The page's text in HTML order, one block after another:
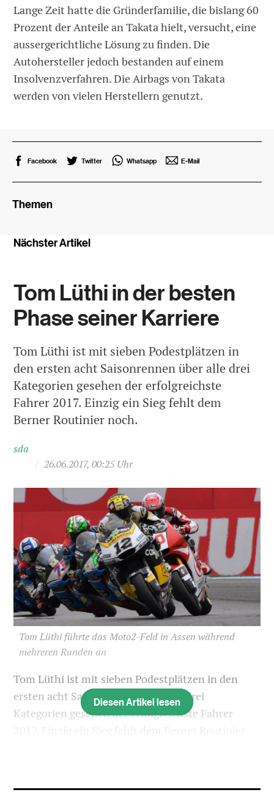
Lange Zeit hatte die Gründerfamilie, die bislang 60
Prozent der Anteile an Takata hielt, versucht, eine
aussergerichtliche Lösung zu finden. Die
Autohersteller jedoch bestanden auf einem
Insolvenzverfahren. Die Airbags von Takata
werden von vielen Herstellern genutzt.
Facebook Twitter Whatsapp E-Mail
Themen
Nächster Artikel
Tom Lüthi in der besten
Phase seiner Karriere
Tom Lüthi ist mit sieben Podestplätzen in
den ersten acht Saisonrennen über alle drei
Kategorien gesehen der erfolgreichste
Fahrer 2017. Einzig ein Sieg fehlt dem
Berner Routinier noch.
sda
/ 26.06.2017, 00:25 Uhr
Tom Lüthi führte das Moto2-Feld in Assen während
mehreren Runden an
Tom Lüthi ist mit sieben Podestplätzen in den
ersten acht Saisonrennen über alle drei
Kategorien gesehen der erfolgreichste Fahrer
Diesen Artikel lesen